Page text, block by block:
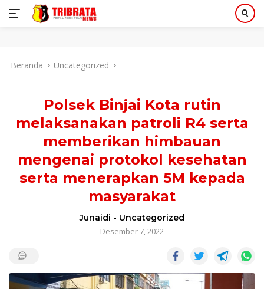
Beranda Uncategorized
Polsek Binjai Kota rutin
melaksanakan patroli R4 serta
memberikan himbauan
mengenai protokol kesehatan
serta menerapkan 5M kepada
masyarakat
Junaidi - Uncategorized
Desember 7, 2022